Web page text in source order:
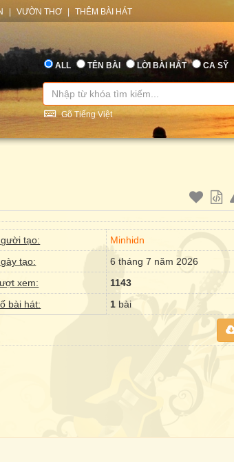
VƯỜN THƠ THÊM BÀI HÁT
ALL TÊN BÀI LỜI BÀI HÁT CA SỸ
Gõ Tiếng Việt
tạo:
Minhidn
tạo:
6 tháng 7 năm 2026
xem:
1143
bài hát:
1 bài